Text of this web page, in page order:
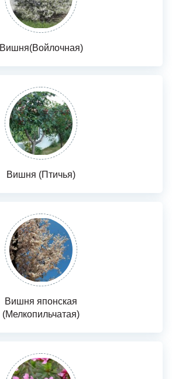
Вишня(Войлочная)
Вишня (Птичья)
Вишня японская
(Мелкопильчатая)